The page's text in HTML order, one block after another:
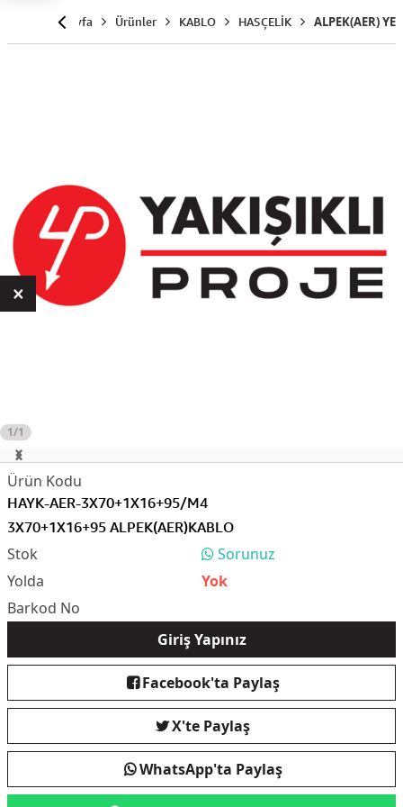
Anasayfa Ürünler KABLO HASÇELİK ALPEK(AER)
1/1
HAYK-AER-3X70+1X16+95/M4
3X70+1X16+95 ALPEK(AER)KABLO
Sorunuz
Yok
Giriş Yapınız
Facebook'ta Paylaş
X'te Paylaş
WhatsApp'ta Paylaş
×